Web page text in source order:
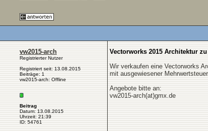
vw2015-arch
Registrierter Nutzer
Registriert seit: 13.08.2015
Beiträge: 1
vw2015-arch: Offline
Beitrag
Datum: 13.08.2015
Uhrzeit: 21:39
ID: 54761
Vectorworks 2015 Architektur
Wir verkaufen eine Vectorworks
mit ausgewiesener
Angebote bitte an:
vw2015-arch(at)gmx.de